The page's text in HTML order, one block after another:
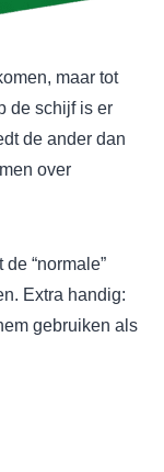
maar tot
de schijf is er
de ander dan
over
“normale”
Extra handig:
gebruiken als